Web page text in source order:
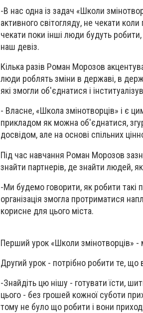
-В нас одна із задач «Школи
активного світогляду, не чекати
чекати поки інші люди будуть
наш девіз.
Кілька разів Роман Морозов
люди роблять зміни в державі, в
які змогли об'єднатися і
- Власне, «Школа змінотворців» і є
прикладом як можна об'єднатися,
досвідом, але на основі спільних
Під час навчання Роман Морозов
знайти партнерів, де знайти людей,
-Ми будемо говорити, як робити такі
організація змогла протриматися
корисне для цього міста.
Перший урок «Школи змінотворців»
Другий урок - потрібно робити те,
-Знайдіть цю нішу - готувати їсти,
цього - без грошей кожної суботи
тому не було що робити і вони